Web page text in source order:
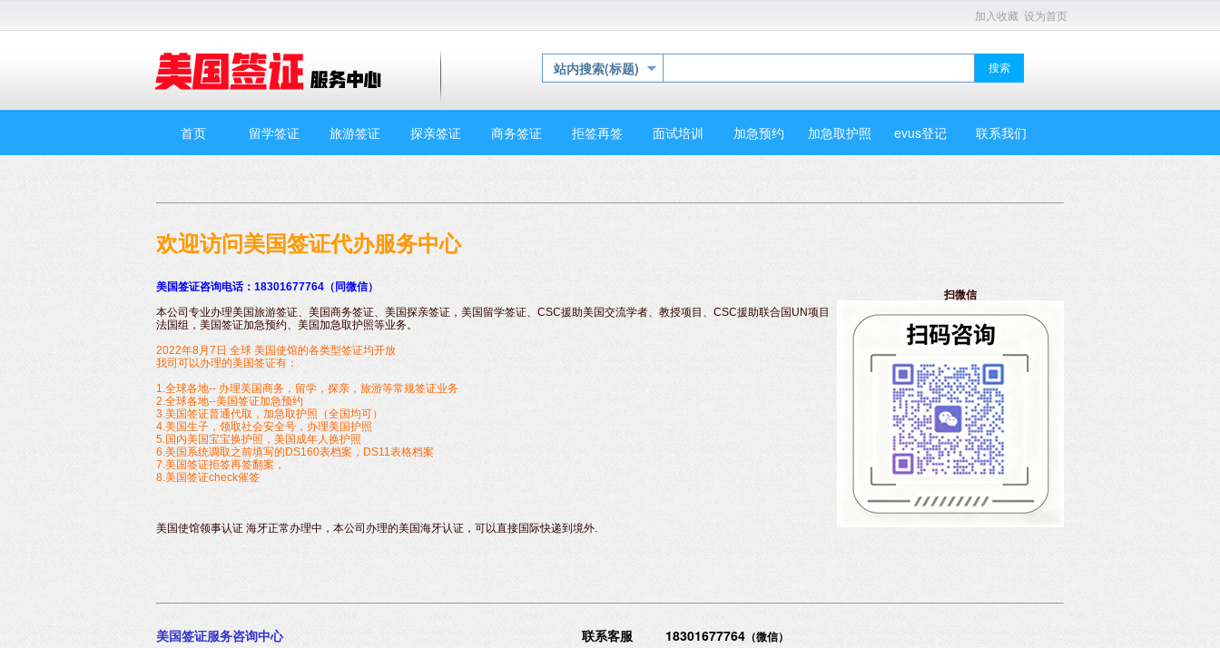
加入收藏 设为首页
站内搜索(标题)
首页 留学签证 旅游签证 探亲签证 商务签证 拒签再签 面试培训 加急预约 加急取护照 evus登记 联系我们
欢迎访问美国签证代办服务中心
美国签证咨询电话：18301677764（同微信）
本公司专业办理美国旅游签证、美国商务签证、美国探亲签证，美国留学签证、CSC援助美国交流学者、教授项目、CSC援助联合国UN项目
法国组，美国签证加急预约、美国加急取护照等业务。
2022年8月7日 全球 美国使馆的各类型签证均开放
我司可以办理的美国签证有：
1.全球各地-- 办理美国商务，留学，探亲，旅游等常规签证业务
2.全球各地--美国签证加急预约
3.美国签证普通代取，加急取护照（全国均可）
4.美国生子，领取社会安全号，办理美国护照
5.国内美国宝宝换护照，美国成年人换护照
6.美国系统调取之前填写的DS160表档案，DS11表格档案
7.美国签证拒签再签翻案，
8.美国签证check催签
美国使馆领事认证 海牙正常办理中，本公司办理的美国海牙认证，可以直接国际快递到境外.
扫微信
美国签证服务咨询中心 联系客服 18301677764 （微信）